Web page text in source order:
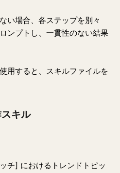
い場合、各ステップを別々
ンプトし、一貫性のない結果
用すると、スキルファイルを
キル
チ] におけるトレンドトピッ